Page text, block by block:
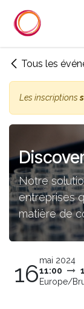
Tous les
Les inscriptions
Notre
entreprises
matière de
16mai 2024
11:00
Europe/